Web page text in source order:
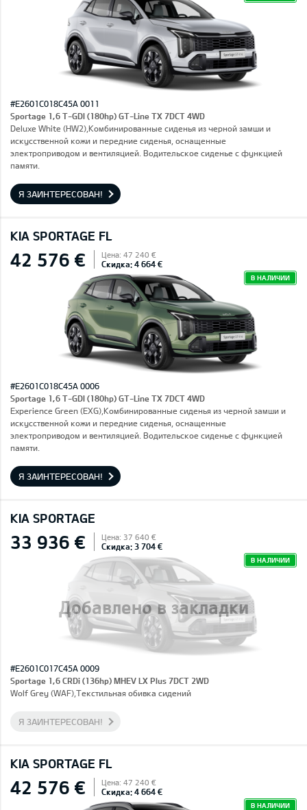
#E2601C018C45A 0011
Sportage 1,6 T-GDI (180hp) GT-Line TX 7DCT 4WD
Deluxe White (HW2),Комбинированные сиденья из черной замши и
искусственной кожи и передние сиденья, оснащенные
электроприводом и вентиляцией. Водительское сиденье с функцией
памяти.
Я ЗАИНТЕРЕСОВАН!
KIA SPORTAGE FL
42 576 € Цена: 47 240 €
Скидка: 4 664 €
В НАЛИЧИИ
#E2601C018C45A 0006
Sportage 1,6 T-GDI (180hp) GT-Line TX 7DCT 4WD
Experience Green (EXG),Комбинированные сиденья из черной замши и
искусственной кожи и передние сиденья, оснащенные
электроприводом и вентиляцией. Водительское сиденье с функцией
памяти.
Я ЗАИНТЕРЕСОВАН!
KIA SPORTAGE
Добавлено в закладки
33 936 € Цена: 37 640 €
Скидка: 3 704 €
В НАЛИЧИИ
#E2601C017C45A 0009
Sportage 1,6 CRDi (136hp) MHEV LX Plus 7DCT 2WD
Wolf Grey (WAF),Текстильная обивка сидений
Я ЗАИНТЕРЕСОВАН!
KIA SPORTAGE FL
42 576 € Цена: 47 240 €
Скидка: 4 664 €
В НАЛИЧИИ